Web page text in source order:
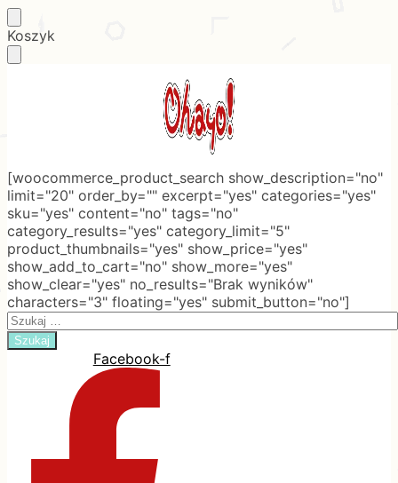
Skip
to
Skip
to
Koszyk
[woocommerce_product_search show_description="no"
limit="20" order_by="" excerpt="yes" categories="yes"
sku="yes" content="no" tags="no"
category_results="yes" category_limit="5"
product_thumbnails="yes" show_price="yes"
show_add_to_cart="no" show_more="yes"
show_clear="yes" no_results="Brak wyników"
characters="3" floating="yes" submit_button="no"]
Search
for:
Facebook-f